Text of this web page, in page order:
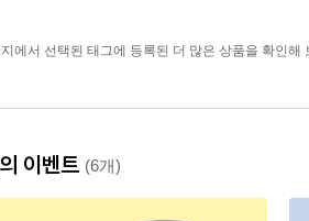
에서 선택된 태그에 등록된 더 많은 상품을 확인해
이벤트 (6개)